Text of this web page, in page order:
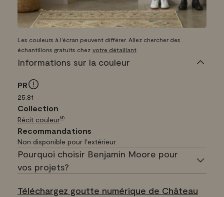
Les couleurs à l’écran peuvent différer. Allez chercher des
échantillons gratuits chez votre détaillant
Informations sur la couleur
PR
25.81
Collection
Récit couleurMD
Recommandations
Non disponible pour l'extérieur.
Pourquoi choisir Benjamin Moore pour
vos projets?
Téléchargez goutte numérique de Château